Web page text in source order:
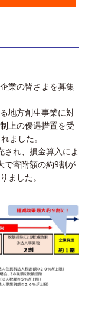
業の皆さまを募集
地方創生事業に対
上の優遇措置を受
ました。
され、損金算入によ
で寄附額の約9割が
ました。